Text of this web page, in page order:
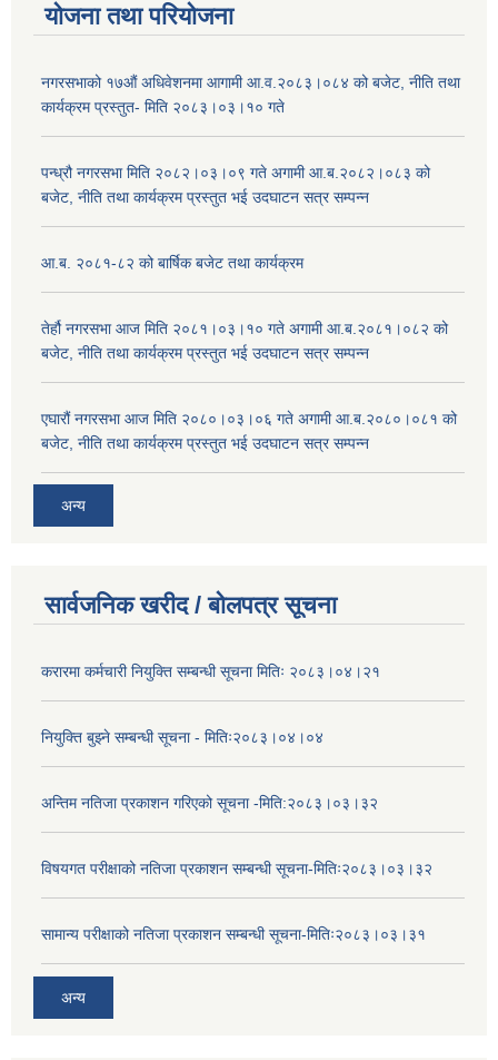
योजना तथा परियोजना
नगरसभाको १७औं अधिवेशनमा आगामी आ.व.२०८३।०८४ को बजेट, नीति तथा
कार्यक्रम प्रस्तुत- मिति २०८३।०३।१० गते
पन्ध्रौ नगरसभा मिति २०८२।०३।०९ गते अगामी आ.ब.२०८२।०८३ को
बजेट, नीति तथा कार्यक्रम प्रस्तुत भई उदघाटन सत्र सम्पन्न
आ.ब. २०८१-८२ को बार्षिक बजेट तथा कार्यक्रम
तेर्हौ नगरसभा आज मिति २०८१।०३।१० गते अगामी आ.ब.२०८१।०८२ को
बजेट, नीति तथा कार्यक्रम प्रस्तुत भई उदघाटन सत्र सम्पन्न
एघारौं नगरसभा आज मिति २०८०।०३।०६ गते अगामी आ.ब.२०८०।०८१ को
बजेट, नीति तथा कार्यक्रम प्रस्तुत भई उदघाटन सत्र सम्पन्न
अन्य
सार्वजनिक खरीद / बोलपत्र सूचना
करारमा कर्मचारी नियुक्ति सम्बन्धी सूचना मितिः २०८३।०४।२१
नियुक्ति बुझ्ने सम्बन्धी सूचना - मितिः२०८३।०४।०४
अन्तिम नतिजा प्रकाशन गरिएको सूचना -मिति:२०८३।०३।३२
विषयगत परीक्षाको नतिजा प्रकाशन सम्बन्धी सूचना-मितिः२०८३।०३।३२
सामान्य परीक्षाको नतिजा प्रकाशन सम्बन्धी सूचना-मितिः२०८३।०३।३१
अन्य